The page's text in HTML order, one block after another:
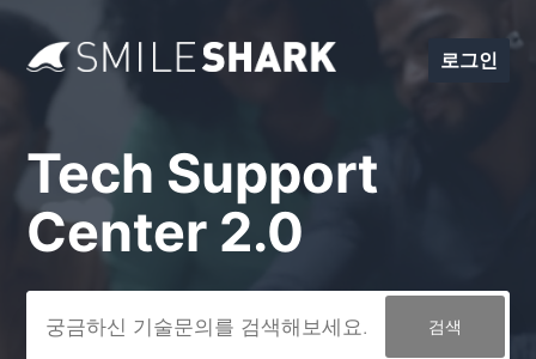
로그인
검색
Tech Support
Center 2.0